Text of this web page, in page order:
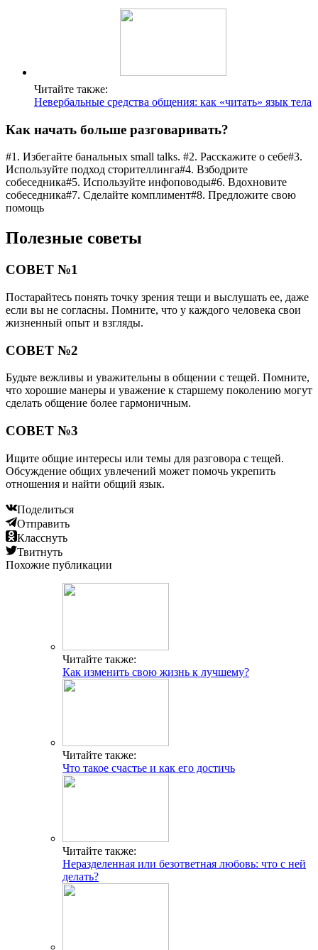
Читайте также:
Невербальные средства общения: как «читать» язык тела
Как начать больше разговаривать?
#1. Избегайте банальных small talks. #2. Расскажите о себе#3.
Используйте подход сторителлинга#4. Взбодрите
собеседника#5. Используйте инфоповоды#6. Вдохновите
собеседника#7. Сделайте комплимент#8. Предложите свою
помощь
Полезные советы
СОВЕТ №1
Постарайтесь понять точку зрения тещи и выслушать ее, даже
если вы не согласны. Помните, что у каждого человека свои
жизненный опыт и взгляды.
СОВЕТ №2
Будьте вежливы и уважительны в общении с тещей. Помните,
что хорошие манеры и уважение к старшему поколению могут
сделать общение более гармоничным.
СОВЕТ №3
Ищите общие интересы или темы для разговора с тещей.
Обсуждение общих увлечений может помочь укрепить
отношения и найти общий язык.
Поделиться
Отправить
Класснуть
Твитнуть
Похожие публикации
Читайте также:
Как изменить свою жизнь к лучшему?
Читайте также:
Что такое счастье и как его достичь
Читайте также:
Неразделенная или безответная любовь: что с ней
делать?